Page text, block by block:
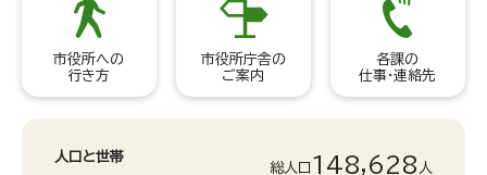
市役所への
行き方
市役所庁舎の
ご案内
各課の
仕事・連絡先
人口と世帯
総人口 148,628 人